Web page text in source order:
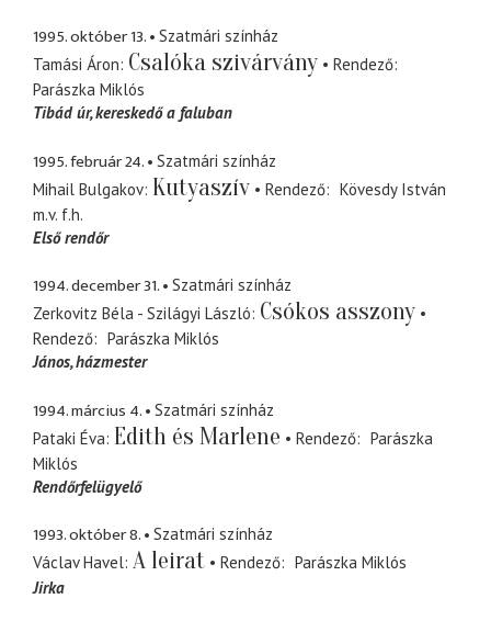
1995. október 13.
Szatmári színház
Tamási Áron Csalóka szivárvány
Rendező
Parászka Miklós
Tibád úr kereskedő a faluban
1995. február 24.
Szatmári színház
Mihail Bulgakov Kutyaszív Rendező
Kövesdy István
m.v. f.h.
Első rendőr
1994. december 31.
Szatmári színház
Zerkovitz Béla - Szilágyi László Csókos asszony
Rendező
Parászka Miklós
János házmester
1994. március 4.
Szatmári színház
Pataki Éva Edith és Marlene Rendező
Parászka
Miklós
Rendőrfelügyelő
1993. október 8.
Szatmári színház
Václav Havel A leirat Rendező
Parászka Miklós
Jirka